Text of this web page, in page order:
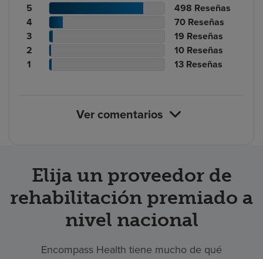
Recuento
de
calificaciones
de
pacientes
5
N.º
de
reseñas
498 Reseñas
Recuento
de
calificaciones
de
4
N.º
de
reseñas
70 Reseñas
Recuento
de
calificaciones
3
N.º
de
reseñas
19 Reseñas
Recuento
de
2
N.º
de
10 Reseñas
Recuento
1
N.º
13 Reseñas
Ver comentarios
Elija un proveedor de
rehabilitación premiado a
nivel nacional
Encompass Health tiene mucho de qué